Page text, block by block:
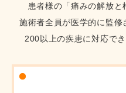
患者様の「痛みの解放
施術者全員が医学的に監修
200以上の疾患に対応で